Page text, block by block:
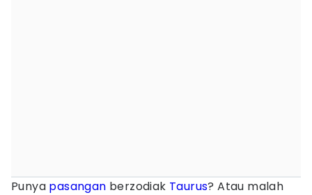
Punya pasangan berzodiak Taurus? Atau malah